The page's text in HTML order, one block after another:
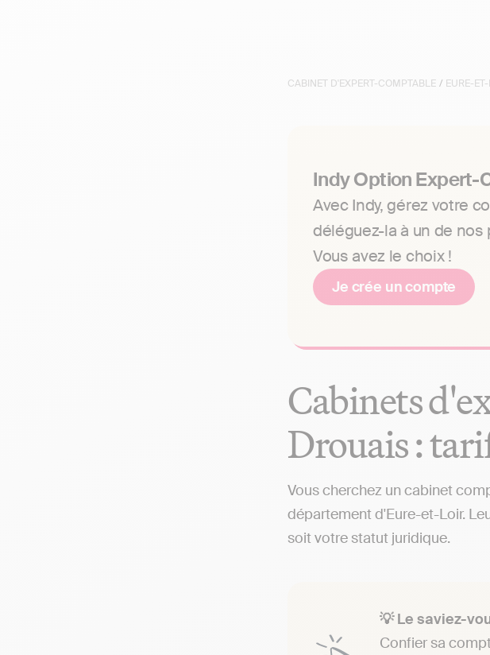
CABINET D'EXPERT-COMPTABLE / EURE-
Indy Option Expert-
Avec Indy, gérez votre
déléguez-la à un de
Vous avez le choix !
Je crée un compte
Cabinets
Drouais :
Vous cherchez un cabinet
département d'Eure-et-Loir.
soit votre statut juridique.
💡 Le saviez-
Confier sa